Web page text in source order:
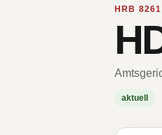
HRB
aktuell